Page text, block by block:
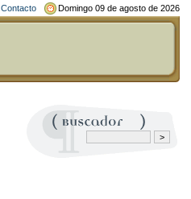
Contacto Domingo 09 de agosto de 2026